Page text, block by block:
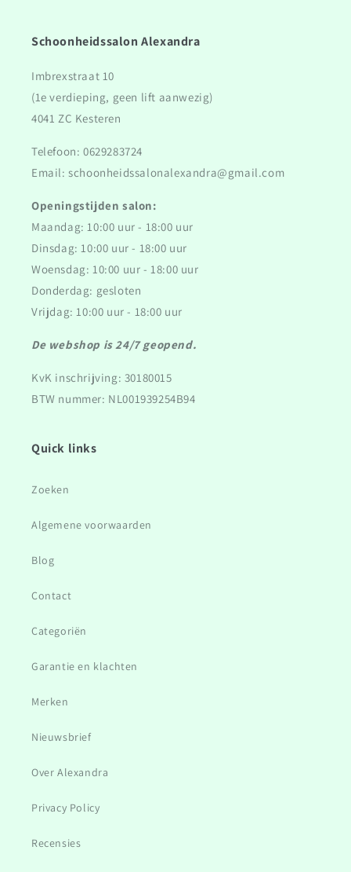
Schoonheidssalon Alexandra
Imbrexstraat 10
(1e verdieping, geen lift aanwezig)
4041 ZC Kesteren
Telefoon: 0629283724
Email: schoonheidssalonalexandra@gmail.com
Openingstijden salon:
Maandag: 10:00 uur - 18:00 uur
Dinsdag: 10:00 uur - 18:00 uur
Woensdag: 10:00 uur - 18:00 uur
Donderdag: gesloten
Vrijdag: 10:00 uur - 18:00 uur
De webshop is 24/7 geopend.
KvK inschrijving: 30180015
BTW nummer: NL001939254B94
Quick links
Zoeken
Algemene voorwaarden
Blog
Contact
Categoriën
Garantie en klachten
Merken
Nieuwsbrief
Over Alexandra
Privacy Policy
Recensies